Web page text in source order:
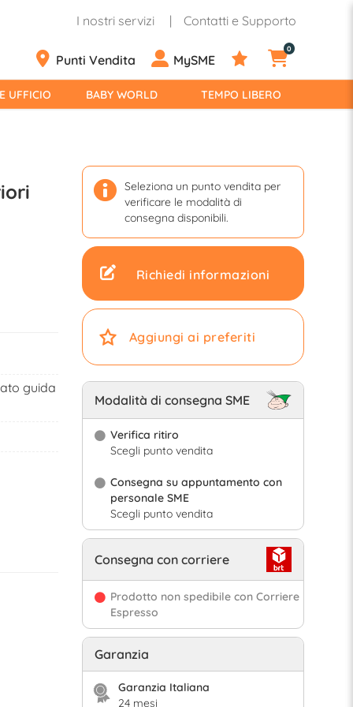
I nostri servizi Contatti e Supporto
Punti Vendita MySME
0
UFFICIO BABY WORLD TEMPO LIBERO
guida
Seleziona un punto vendita per
verificare le modalità di
consegna disponibili.
Richiedi informazioni
Aggiungi ai preferiti
Modalità di consegna SME
Verifica ritiro
Scegli punto vendita
Consegna su appuntamento con
personale SME
Scegli punto vendita
Consegna con corriere
Prodotto non spedibile con Corriere
Espresso
Garanzia
Garanzia Italiana
24 mesi